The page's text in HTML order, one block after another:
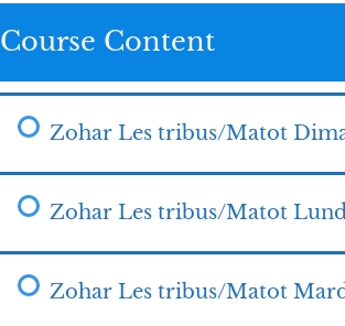
Course Content
Zohar Les tribus/Matot
Zohar Les tribus/Matot
Zohar Les tribus/Matot